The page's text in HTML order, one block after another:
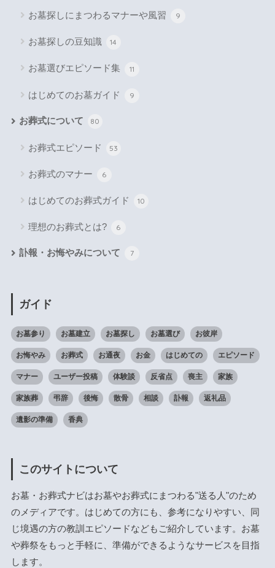
お墓探しにまつわるマナーや風習 9
お墓探しの豆知識 14
お墓選びエピソード集 11
はじめてのお墓ガイド 9
お葬式について 80
お葬式エピソード 53
お葬式のマナー 6
はじめてのお葬式ガイド 10
理想のお葬式とは? 6
訃報・お悔やみについて 7
ガイド
お墓参り お墓建立 お墓探し お墓選び お彼岸
お悔やみ お葬式 お通夜 お金 はじめての エピソード
マナー ユーザー投稿 体験談 反省点 喪主 家族
家族葬 弔辞 後悔 散骨 相談 訃報 返礼品
遺影の準備 香典
このサイトについて
お墓・お葬式ナビはお墓やお葬式にまつわる"送る人"のため
のメディアです。はじめての方にも、参考になりやすい、同
じ境遇の方の教訓エピソードなどもご紹介しています。お墓
や葬祭をもっと手軽に、準備ができるようなサービスを目指
します。